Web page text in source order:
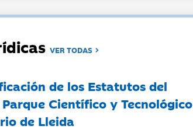
VER TODAS
de los Estatutos del
Científico y Tecnológico
de Lleida